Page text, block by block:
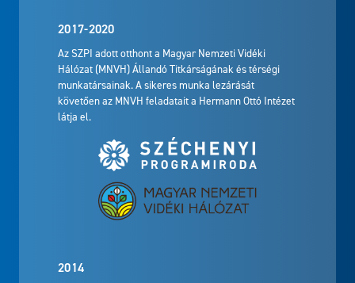
2017-2020
Az SZPI adott otthont a Magyar Nemzeti Vidéki
Hálózat (MNVH) Állandó Titkárságának és térségi
munkatársainak. A sikeres munka lezárását
követően az MNVH feladatait a Hermann Ottó Intézet
látja el.
2014